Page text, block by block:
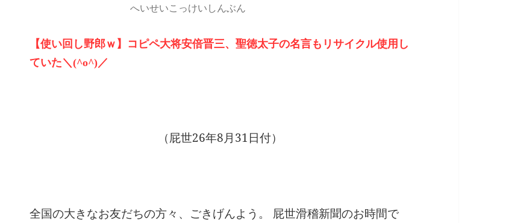
へいせいこっけいしんぶん
【使い回し野郎ｗ】コピペ大将安倍晋三、聖徳太子の名言もリサイクル使用し
ていた＼(^o^)／
（屁世26年8月31日付）
全国の大きなお友だちの方々、ごきげんよう。 屁世滑稽新聞のお時間で